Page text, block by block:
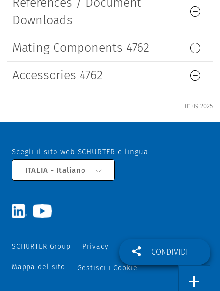
References / Document
Downloads
Mating Components 4762
Accessories 4762
01.09.2025
CONDIVIDI
Scegli il sito web SCHURTER e lingua
ITALIA - Italiano
SCHURTER Group Privacy Termini e Condizioni
Mappa del sito Gestisci i Cookie